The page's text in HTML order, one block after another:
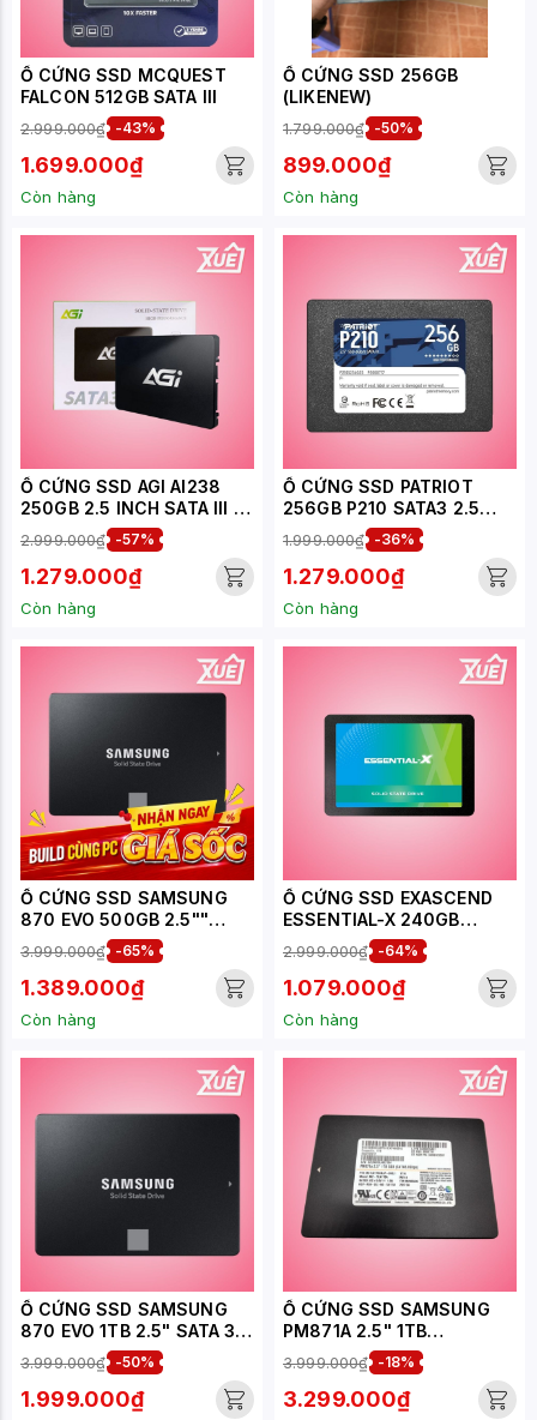
Ổ CỨNG SSD MCQUEST
FALCON 512GB SATA III
2.999.000₫ -43%
1.699.000₫
Còn hàng
Ổ CỨNG SSD 256GB
(LIKENEW)
1.799.000₫ -50%
899.000₫
Còn hàng
Ổ CỨNG SSD AGI AI238
250GB 2.5 INCH SATA III -
AGI250GIMAI238-CB
2.999.000₫ -57%
1.279.000₫
Còn hàng
Ổ CỨNG SSD PATRIOT
256GB P210 SATA3 2.5
INCH - P210S256G25
1.999.000₫ -36%
1.279.000₫
Còn hàng
Ổ CỨNG SSD SAMSUNG
870 EVO 500GB 2.5""
SATA 3 (MZ-77E500) 24
Tháng
3.999.000₫ -65%
1.389.000₫
Còn hàng
Ổ CỨNG SSD EXASCEND
ESSENTIAL-X 240GB
SATA-III 2.5 INCH -
ES240GSSD25SAU
2.999.000₫ -64%
1.079.000₫
Còn hàng
Ổ CỨNG SSD SAMSUNG
870 EVO 1TB 2.5" SATA 3
(MZ-77E1T0) (24 Tháng)
3.999.000₫ -50%
1.999.000₫
Ổ CỨNG SSD SAMSUNG
PM871A 2.5" 1TB
SATA6.0Gbps (MZ-
7LN1T0A) (24 Tháng)
3.999.000₫ -18%
3.299.000₫